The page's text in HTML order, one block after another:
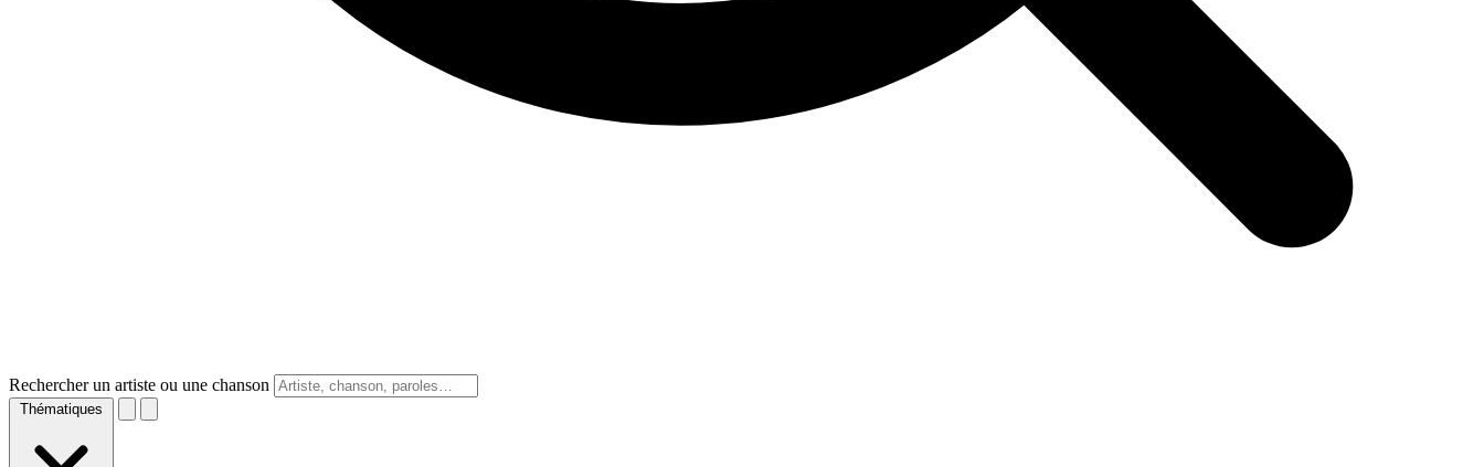
Rechercher un artiste ou une chanson
Thématiques